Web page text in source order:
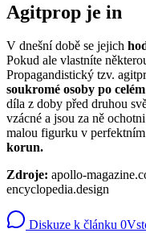
Agitprop je in
V dnešní době se jejich
Pokud ale vlastníte
Propagandistický tzv.
soukromé osoby po
díla z doby před druhou
vzácné a jsou za ně
malou figurku v
korun.
Zdroje: apollo-
encyclopedia.design
Diskuze k článku 0